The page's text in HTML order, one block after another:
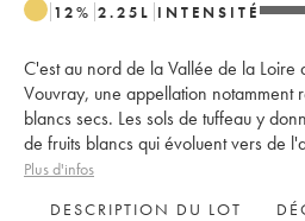
12% 2.25 L INTENSITÉ
C'est au nord de la Vallée de la Loire
Vouvray, une appellation notamment
blancs secs. Les sols de tuffeau y
de fruits blancs qui évoluent vers de
Plus d'infos
DESCRIPTION DU LOT